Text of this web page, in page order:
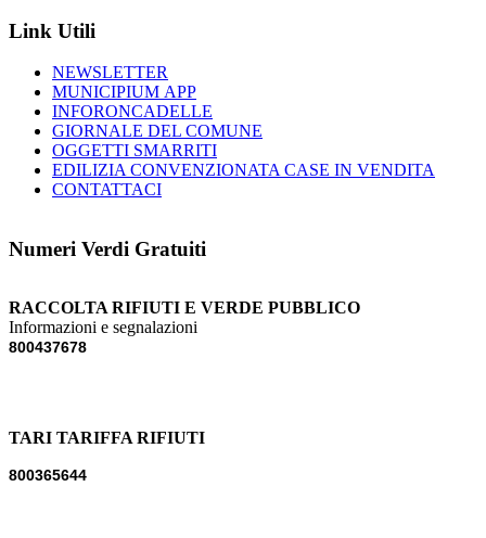
Link Utili
NEWSLETTER
MUNICIPIUM APP
INFORONCADELLE
GIORNALE DEL COMUNE
OGGETTI SMARRITI
EDILIZIA CONVENZIONATA CASE IN VENDITA
CONTATTACI
Numeri Verdi Gratuiti
RACCOLTA RIFIUTI E VERDE PUBBLICO
Informazioni e segnalazioni
800437678
TARI TARIFFA RIFIUTI
800365644